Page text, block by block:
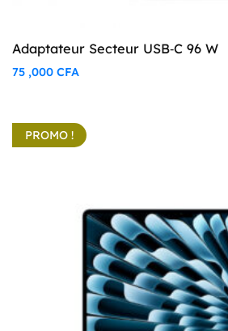
Adaptateur Secteur USB‑C 96 W
75 ,000 CFA
PROMO !